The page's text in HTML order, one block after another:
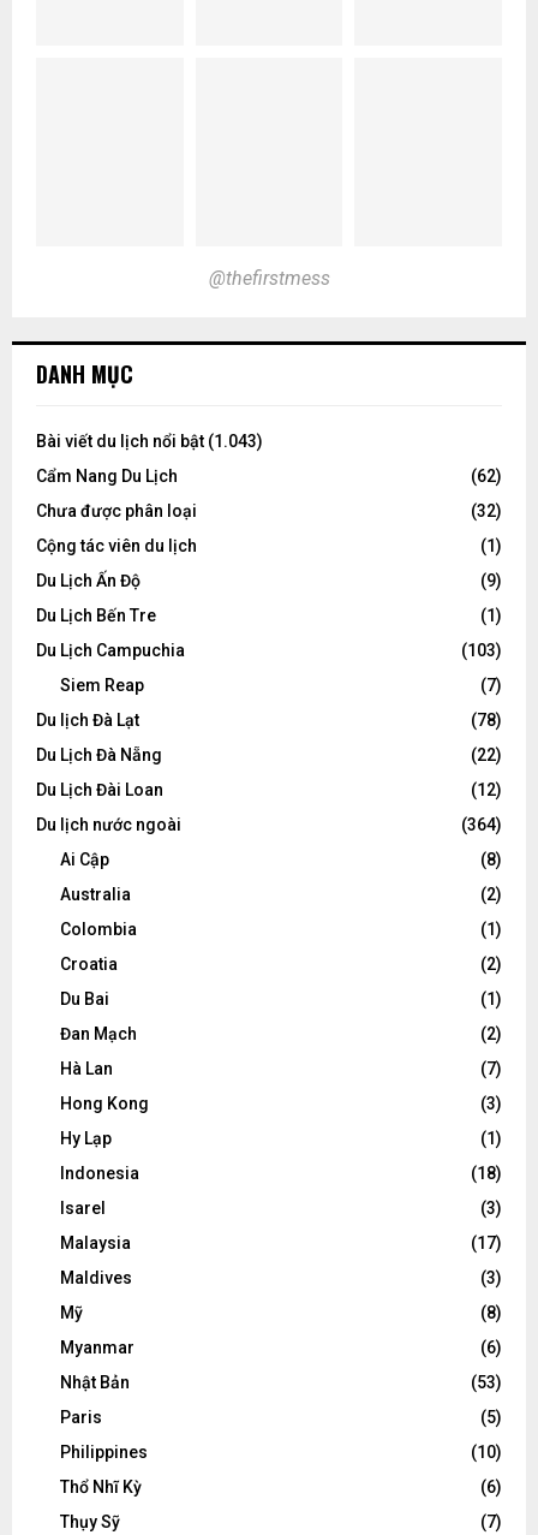
@thefirstmess
DANH MỤC
Bài viết du lịch nổi bật (1.043)
Cẩm Nang Du Lịch
(62)
Chưa được phân loại
(32)
Cộng tác viên du lịch
(1)
Du Lịch Ấn Độ
(9)
Du Lịch Bến Tre
(1)
Du Lịch Campuchia
(103)
Siem Reap
(7)
Du lịch Đà Lạt
(78)
Du Lịch Đà Nẵng
(22)
Du Lịch Đài Loan
(12)
Du lịch nước ngoài
(364)
Ai Cập
(8)
Australia
(2)
Colombia
(1)
Croatia
(2)
Du Bai
(1)
Đan Mạch
(2)
Hà Lan
(7)
Hong Kong
(3)
Hy Lạp
(1)
Indonesia
(18)
Isarel
(3)
Malaysia
(17)
Maldives
(3)
Mỹ
(8)
Myanmar
(6)
Nhật Bản
(53)
Paris
(5)
Philippines
(10)
Thổ Nhĩ Kỳ
(6)
Thụy Sỹ
(7)